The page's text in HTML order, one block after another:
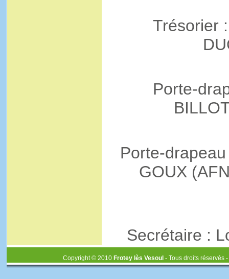
Trésorier
Porte-
Porte-
GOUX
Secrétaire :
Copyright © 2010 Frotey lès Vesoul - Tous droits réservés